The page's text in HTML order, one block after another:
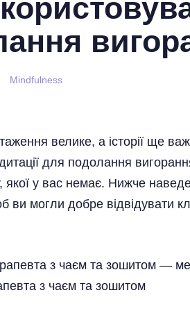
Mindfulness
велике, а історії ще
для подолання
якої у вас немає. Нижче
ви могли добре відвідувати
з чаєм та зошитом